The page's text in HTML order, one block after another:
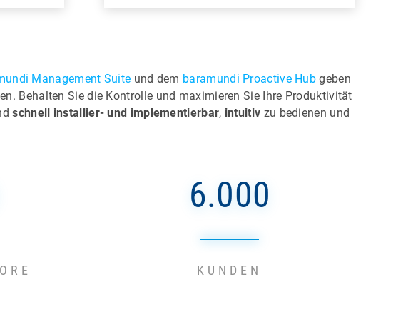
Management Suite und dem baramundi Proactive Hub geben
Behalten Sie die Kontrolle und maximieren Sie Ihre Produktivität
schnell installier- und implementierbar, intuitiv zu bedienen und
6.000
KUNDEN